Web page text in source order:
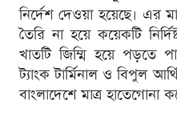
নির্দেশ দেওয়া হয়েছে। এর
তৈরি না হয়ে কয়েকটি
খাতটি জিম্মি হয়ে পড়তে
ট্যাংক টার্মিনাল ও বিপুল
বাংলাদেশে মাত্র হাতেগোনা